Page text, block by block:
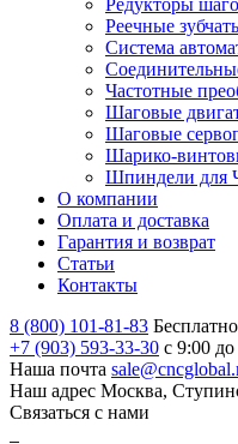
Редукторы
Реечные
Система
Частотные
Шаговые
Шаговые
Шарико-
Шпиндели для
О компании
Оплата и доставка
Гарантия и возврат
Статьи
Контакты
8 (800) 101-81-83
+7 (903) 593-33-30 с 9:00
Наша почта
Наш адрес Москва,
Связаться с нами